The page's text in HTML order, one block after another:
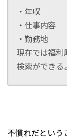
・年収
・仕事内容
・勤務地
現在では福利
検索ができる
不慣れだという